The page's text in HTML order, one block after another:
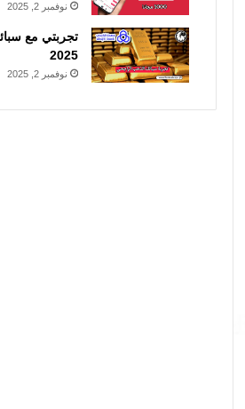
نوفمبر 2, 2025
تجربتي مع
2025
نوفمبر 2, 2025